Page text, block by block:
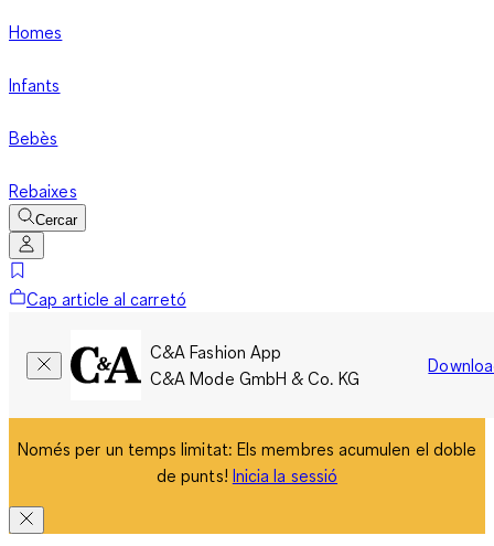
Homes
Infants
Bebès
Rebaixes
Cercar
Cap article al carretó
C&A Fashion App
C&A Mode GmbH & Co. KG
Només per un temps limitat: Els membres acumulen el doble
de punts! Inicia la sessió